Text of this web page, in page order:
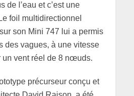
de l’eau et c’est une
foil multidirectionnel
son Mini 747 lui a permis
des vagues, à une vitesse
vent réel de 8 nœuds.
précurseur conçu et